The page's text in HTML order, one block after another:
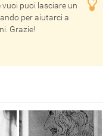
puoi lasciare un
per aiutarci a
Grazie!